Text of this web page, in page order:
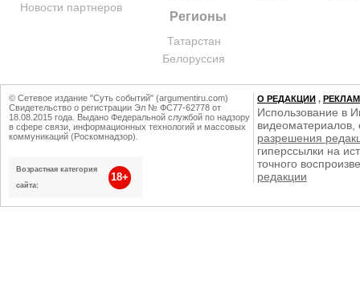
Новости партнеров
Регионы
Татарстан
Белоруссия
© Сетевое издание "Суть событий" (argumentiru.com)
Свидетельство о регистрации Эл № ФС77-62778 от
18.08.2015 года. Выдано Федеральной службой по надзору
в сфере связи, информационных технологий и массовых
коммуникаций (Роскомнадзор).
Возрастная категория
сайта:
18+
О РЕДАКЦИИ ,
Использование в
видеоматериалов,
разрешения
гиперссылки на
точного
редакции